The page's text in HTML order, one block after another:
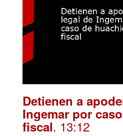
Detienen a
Ingemar por
fiscal. 13:12